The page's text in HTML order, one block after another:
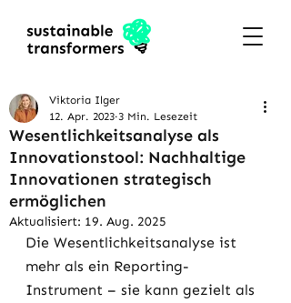
Wesentlichkeitsanalyse als
Innovationstool: Nachhaltige
Innovationen strategisch
ermöglichen
Viktoria Ilger
12. Apr. 2023 3 Min. Lesezeit
Aktualisiert: 19. Aug. 2025
Die Wesentlichkeitsanalyse ist
mehr als ein Reporting-
Instrument – sie kann gezielt als